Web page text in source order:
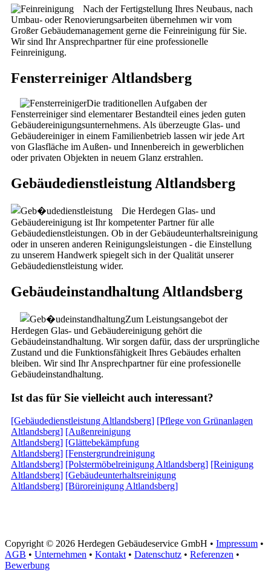
Nach der Fertigstellung Ihres Neubaus, nach
Umbau- oder Renovierungsarbeiten übernehmen wir vom
Großer Gebäudemanagement gerne die Feinreinigung für Sie.
Wir sind Ihr Ansprechpartner für eine professionelle
Feinreinigung.
Fensterreiniger Altlandsberg
Die traditionellen Aufgaben der
Fensterreiniger sind elementarer Bestandteil eines jeden guten
Gebäudereinigungsunternehmens. Als überzeugte Glas- und
Gebäudereiniger in einem Familienbetrieb lassen wir jede Art
von Glasfläche im Außen- und Innenbereich in gewerblichen
oder privaten Objekten in neuem Glanz erstrahlen.
Gebäudedienstleistung Altlandsberg
Die Herdegen Glas- und
Gebäudereinigung ist Ihr kompetenter Partner für alle
Gebäudedienstleistungen. Ob in der Gebäudeunterhaltsreinigung
oder in unseren anderen Reinigungsleistungen - die Einstellung
zu unserem Handwerk spiegelt sich in der Qualität unserer
Gebäudedienstleistung wider.
Gebäudeinstandhaltung Altlandsberg
Zum Leistungsangebot der
Herdegen Glas- und Gebäudereinigung gehört die
Gebäudeinstandhaltung. Wir sorgen dafür, dass der ursprüngliche
Zustand und die Funktionsfähigkeit Ihres Gebäudes erhalten
bleiben. Wir sind Ihr Ansprechpartner für eine professionelle
Gebäudeinstandhaltung.
Ist das für Sie vielleicht auch interessant?
[Gebäudedienstleistung Altlandsberg] [Pflege von Grünanlagen
Altlandsberg] [Außenreinigung
Altlandsberg] [Glättebekämpfung
Altlandsberg] [Fenstergrundreinigung
Altlandsberg] [Polstermöbelreinigung Altlandsberg] [Reinigung
Altlandsberg] [Gebäudeunterhaltsreinigung
Altlandsberg] [Büroreinigung Altlandsberg]
Copyright © 2026 Herdegen Gebäudeservice GmbH • Impressum •
AGB • Unternehmen • Kontakt • Datenschutz • Referenzen •
Bewerbung